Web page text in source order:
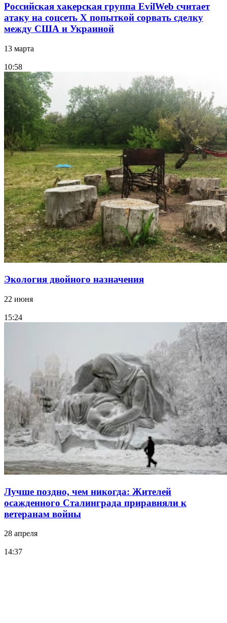
Российская хакерская группа EvilWeb считает
атаку на соцсеть Х попыткой сорвать сделку
между США и Украиной
13 марта
10:58
Экология двойного назначения
22 июня
15:24
Лучше поздно, чем никогда: Жителей
осажденного Сталинграда приравняли к
ветеранам войны
28 апреля
14:37